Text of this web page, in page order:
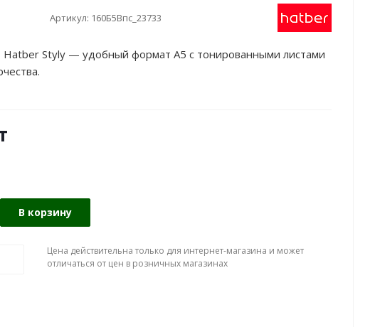
Артикул: 160Б5Впс_23733
Hatber Styly — удобный формат А5 с тонированными листами
В корзину
Цена действительна только для интернет-магазина и может
отличаться от цен в розничных магазинах